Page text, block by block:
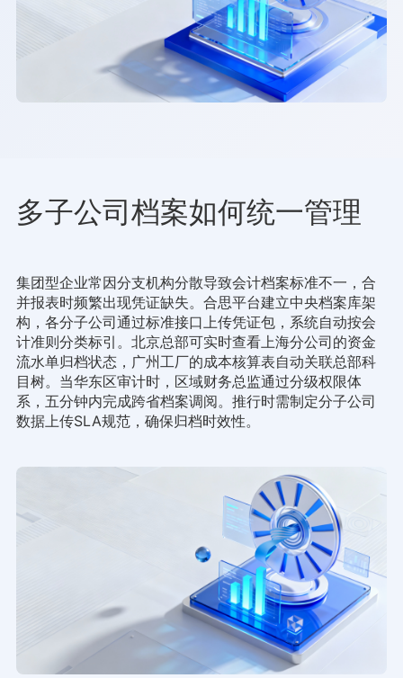
多子公司档案如何统一管理
集团型企业常因分支机构分散导致会计档案标准不一，合
并报表时频繁出现凭证缺失。合思平台建立中央档案库架
构，各分子公司通过标准接口上传凭证包，系统自动按会
计准则分类标引。北京总部可实时查看上海分公司的资金
流水单归档状态，广州工厂的成本核算表自动关联总部科
目树。当华东区审计时，区域财务总监通过分级权限体
系，五分钟内完成跨省档案调阅。推行时需制定分子公司
数据上传SLA规范，确保归档时效性。